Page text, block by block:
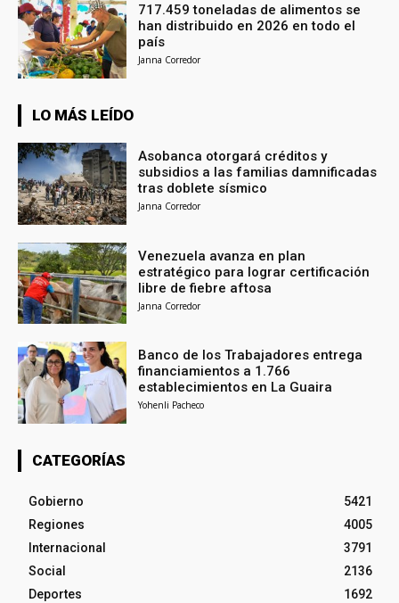
717.459 toneladas de alimentos se
han distribuido en 2026 en todo el
país
Janna Corredor
LO MÁS LEÍDO
Asobanca otorgará créditos y
subsidios a las familias damnificadas
tras doblete sísmico
Janna Corredor
Venezuela avanza en plan
estratégico para lograr certificación
libre de fiebre aftosa
Janna Corredor
Banco de los Trabajadores entrega
financiamientos a 1.766
establecimientos en La Guaira
Yohenli Pacheco
CATEGORÍAS
Gobierno
5421
Regiones
4005
Internacional
3791
Social
2136
Deportes
1692